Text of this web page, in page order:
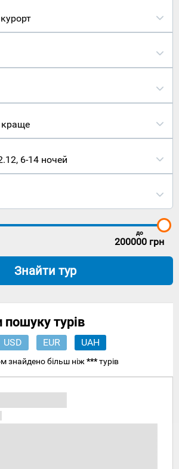
краще
, 6-14 ночей
до
200000 грн
Знайти тур
пошуку турів
USD EUR UAH
знайдено більш ніж ***турів